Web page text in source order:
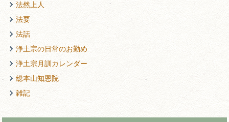
法然上人
法要
法話
浄土宗の日常のお勤め
浄土宗月訓カレンダー
総本山知恩院
雑記